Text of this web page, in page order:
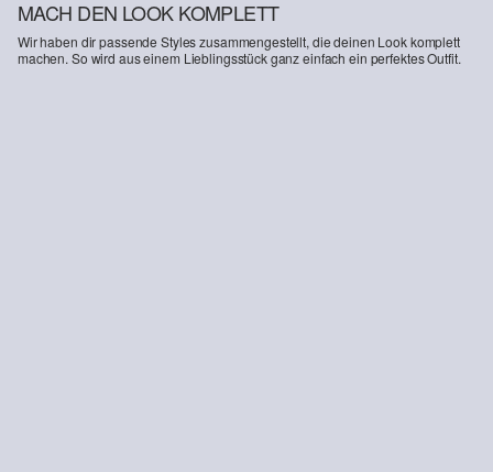
MACH DEN LOOK KOMPLETT
Wir haben dir passende Styles zusammengestellt, die deinen Look komplett
machen. So wird aus einem Lieblingsstück ganz einfach ein perfektes Outfit.